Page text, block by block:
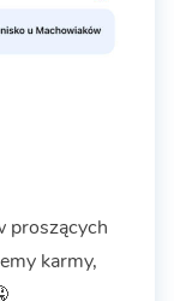
proszących
karmy,